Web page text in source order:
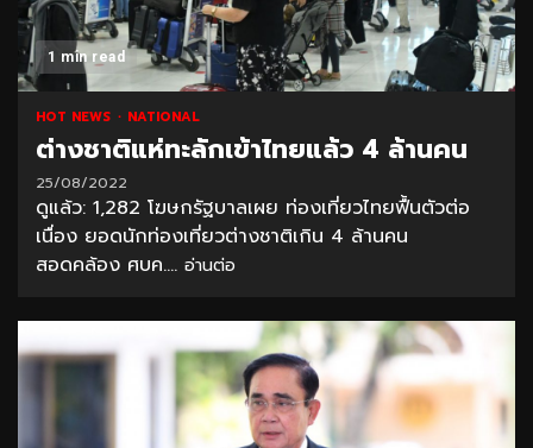
1 min read
HOT NEWS NATIONAL
ต่างชาติแห่ทะลักเข้าไทยแล้ว 4 ล้านคน
25/08/2022
ดูแล้ว: 1,282 โฆษกรัฐบาลเผย ท่องเที่ยวไทยฟื้นตัวต่อ
เนื่อง ยอดนักท่องเที่ยวต่างชาติเกิน 4 ล้านคน
สอดคล้อง ศบค.... อ่านต่อ